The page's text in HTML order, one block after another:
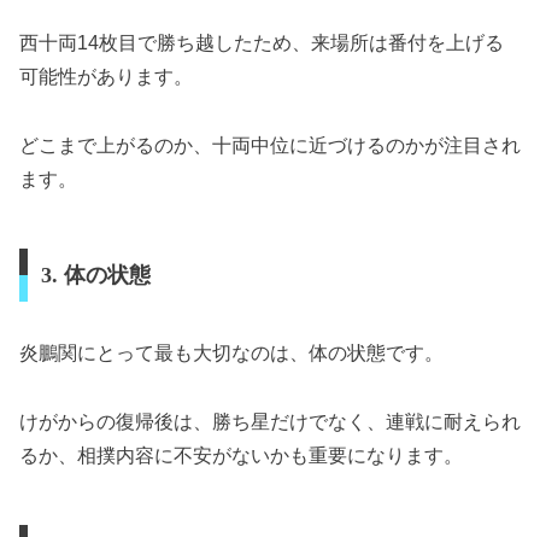
西十両14枚目で勝ち越したため、来場所は番付を上げる
可能性があります。
どこまで上がるのか、十両中位に近づけるのかが注目され
ます。
3. 体の状態
炎鵬関にとって最も大切なのは、体の状態です。
けがからの復帰後は、勝ち星だけでなく、連戦に耐えられ
るか、相撲内容に不安がないかも重要になります。